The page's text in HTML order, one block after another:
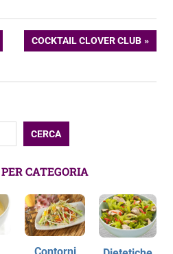
ARTICOLO
SUCCESSIVO:
COCKTAIL CLOVER CLUB
CERCA
CATEGORIA